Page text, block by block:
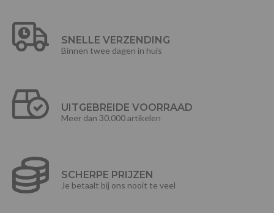
SNELLE VERZENDING
Binnen twee dagen in huis
UITGEBREIDE VOORRAAD
Meer dan 30.000 artikelen
SCHERPE PRIJZEN
Je betaalt bij ons nooit te veel